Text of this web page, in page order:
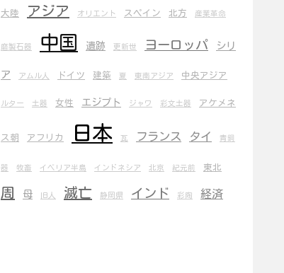
大陸 アジア オリエント スペイン 北方 産業革命
磨製石器 中国 遺跡 更新世 ヨーロッパ シリ
ア アムル人 ドイツ 建築 夏 東南アジア 中央アジア
ルター 土器 女性 エジプト ジャワ 彩文土器 アケメネ
ス朝 アフリカ 日本 瓦 フランス タイ 青銅
器 牧畜 イベリア半島 インドネシア 北京 紀元前 東北
周 母 旧人 滅亡 静岡県 インド 彩陶 経済